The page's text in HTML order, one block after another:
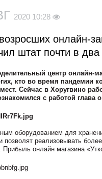
2020 10:28
онлайн-
штат почти в два
центр онлайн-
кто во время пандемии
Сейчас в Хоругвино
с работой глава
оборудованием для
позволят реализовывать
Прибыль онлайн магазина